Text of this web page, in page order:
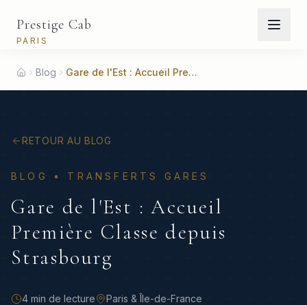
Prestige Cab
PARIS
Accueil
Blog Gare de l'Est : Accueil Première Classe depuis Strasbourg
RETOUR AU BLOG
BLOG • TRANSFERTS GARES
Gare de l'Est : Accueil
Première Classe depuis
Strasbourg
4 min de lecture Paris & Île-de-France